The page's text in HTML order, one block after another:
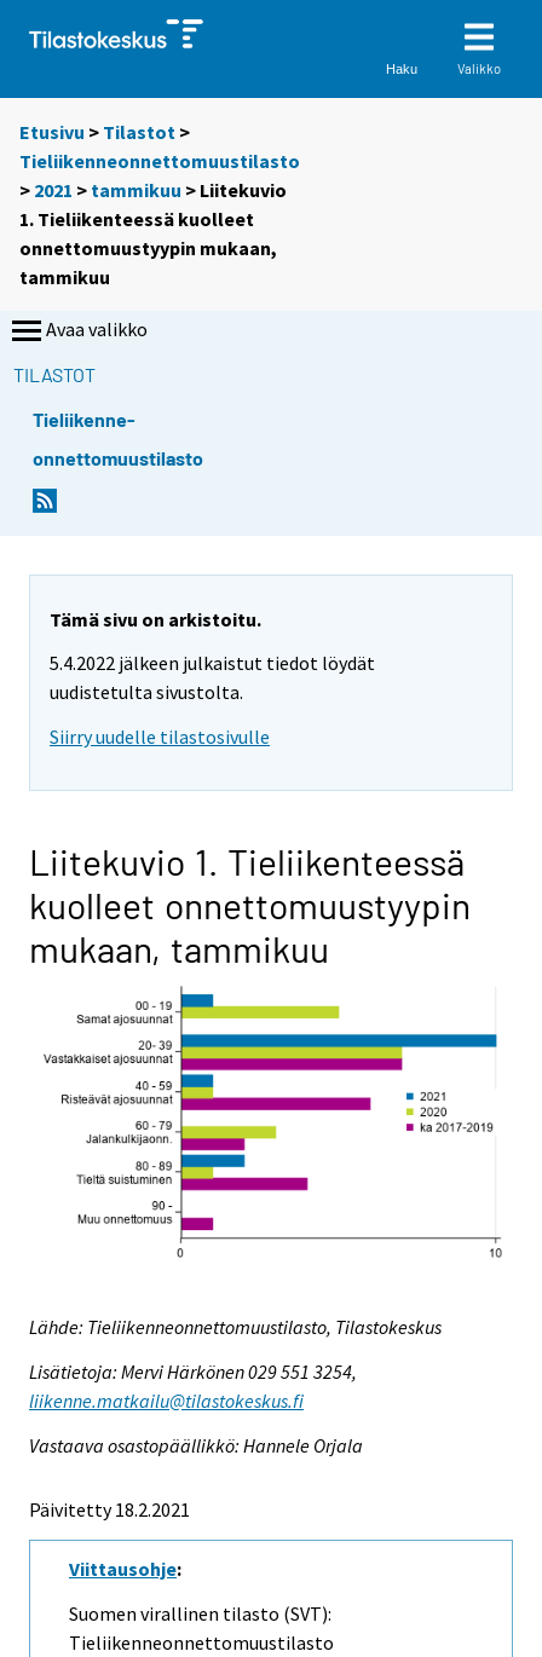
Haku Valikko
Etusivu > Tilastot >
Tieliikenneonnettomuustilasto
> 2021 > tammikuu > Liitekuvio
1. Tieliikenteessä kuolleet
onnettomuustyypin mukaan,
tammikuu
Avaa valikko
TILASTOT
Tieliikenne-
onnettomuustilasto
Tämä sivu on arkistoitu.
5.4.2022 jälkeen julkaistut tiedot löydät
uudistetulta sivustolta.
Siirry uudelle tilastosivulle
Liitekuvio 1. Tieliikenteessä
kuolleet onnettomuustyypin
mukaan, tammikuu
Lähde: Tieliikenneonnettomuustilasto, Tilastokeskus
Lisätietoja: Mervi Härkönen 029 551 3254,
liikenne.matkailu@tilastokeskus.fi
Vastaava osastopäällikkö: Hannele Orjala
Päivitetty 18.2.2021
Viittausohje:
Suomen virallinen tilasto (SVT):
Tieliikenneonnettomuustilasto